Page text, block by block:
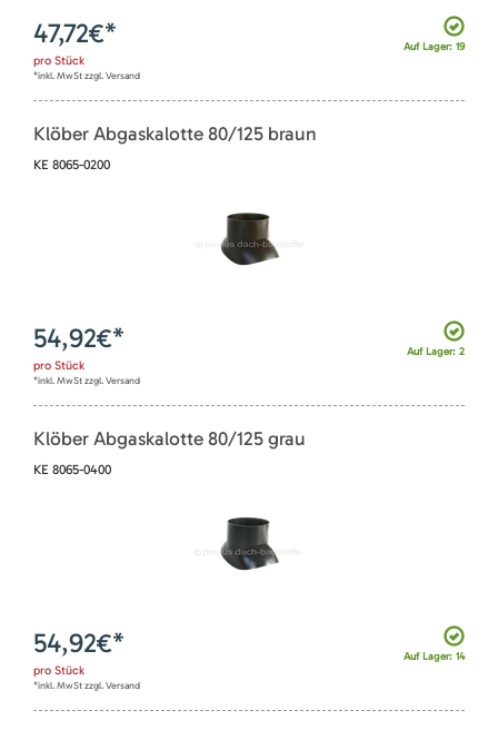
Auf Lager: 19
47,72€*
pro Stück
*inkl. MwSt zzgl. Versand
Klöber Abgaskalotte 80/125 braun
KE 8065-0200
Auf Lager: 2
54,92€*
pro Stück
*inkl. MwSt zzgl. Versand
Klöber Abgaskalotte 80/125 grau
KE 8065-0400
Auf Lager: 14
54,92€*
pro Stück
*inkl. MwSt zzgl. Versand